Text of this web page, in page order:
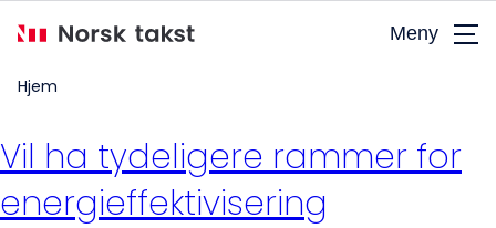
hovedinnhold
Meny
Hjem
Vil ha tydeligere rammer for
energieffektivisering